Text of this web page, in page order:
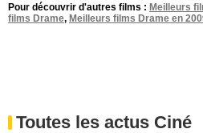
Pour découvrir d'autres films : Meilleurs
films Drame, Meilleurs films Drame en
Toutes les actus Ciné